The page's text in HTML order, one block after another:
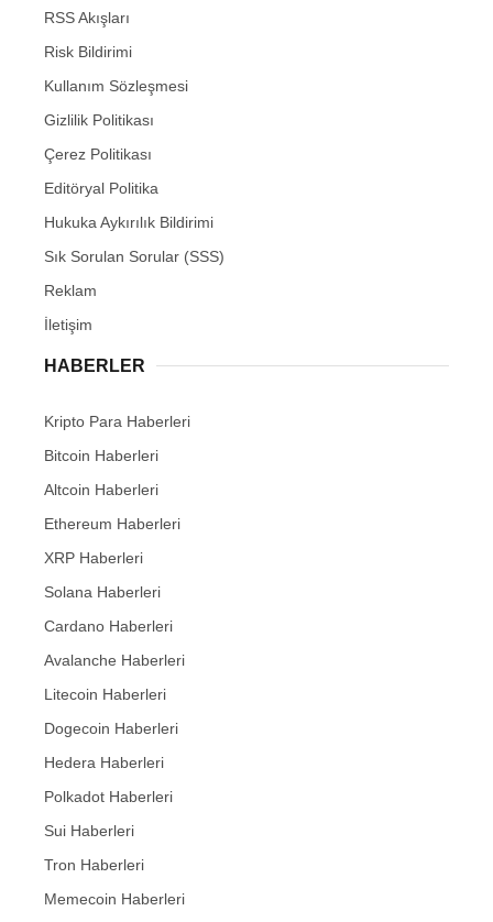
RSS Akışları
Risk Bildirimi
Kullanım Sözleşmesi
Gizlilik Politikası
Çerez Politikası
Editöryal Politika
Hukuka Aykırılık Bildirimi
Sık Sorulan Sorular (SSS)
Reklam
İletişim
HABERLER
Kripto Para Haberleri
Bitcoin Haberleri
Altcoin Haberleri
Ethereum Haberleri
XRP Haberleri
Solana Haberleri
Cardano Haberleri
Avalanche Haberleri
Litecoin Haberleri
Dogecoin Haberleri
Hedera Haberleri
Polkadot Haberleri
Sui Haberleri
Tron Haberleri
Memecoin Haberleri